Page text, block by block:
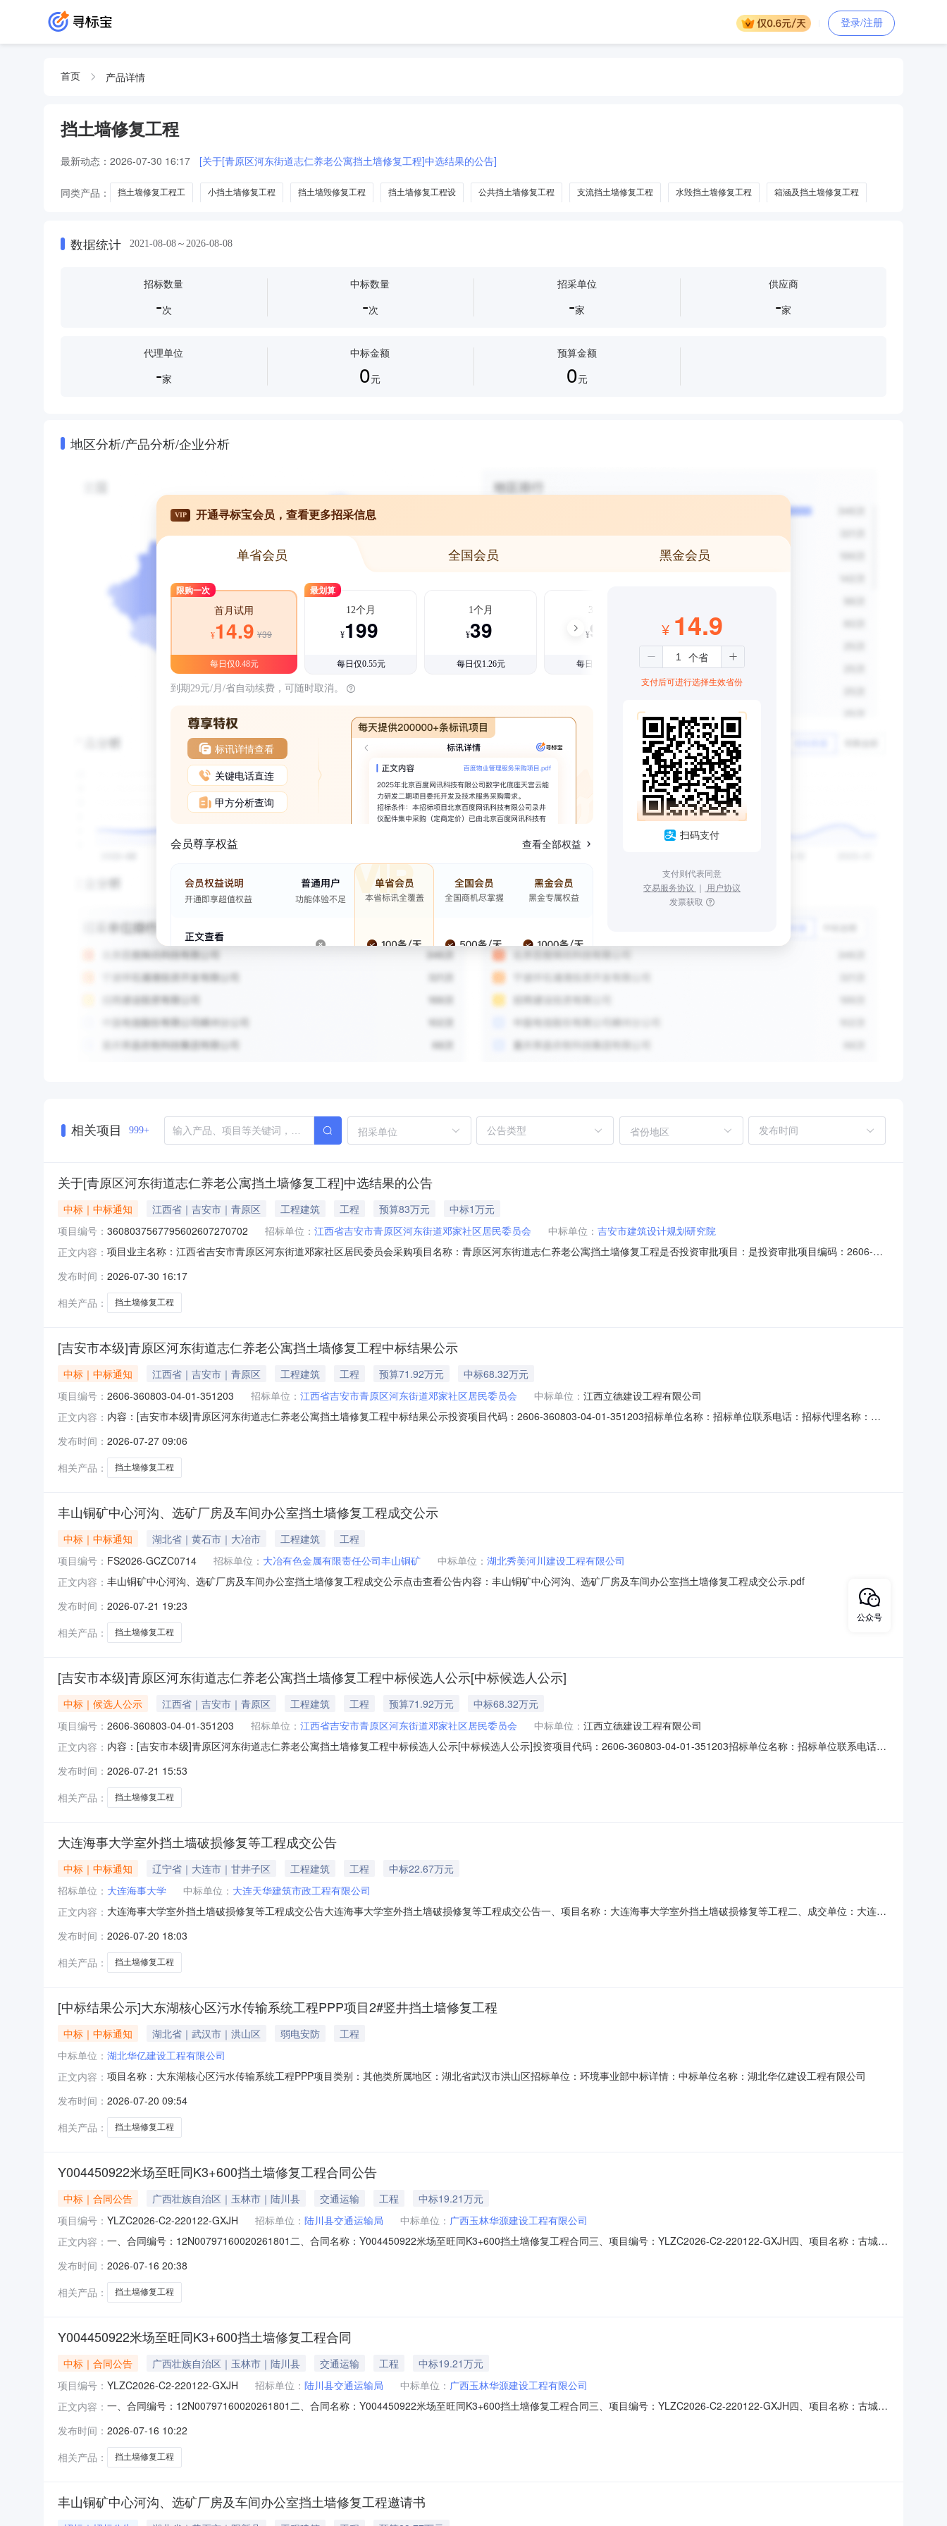
登录/注册
首页 产品详情
挡土墙修复工程
最新动态： 2026-07-30 16:17 [关于[青原区河东街道志仁养老公寓挡土墙修复工程]中选结果的公告]
同类产品： 挡土墙修复工程工 小挡土墙修复工程 挡土墙毁修复工程 挡土墙修复工程设 公共挡土墙修复工程 支流挡土墙修复工程 水毁挡土墙修复工程 箱涵及挡土墙修复工程
数据统计 2021-08-08～2026-08-08
招标数量
-次
中标数量
-次
招采单位
-家
供应商
-家
代理单位
-家
中标金额
0元
预算金额
0元
地区分析/产品分析/企业分析
VIP 开通寻标宝会员，查看更多招采信息
单省会员 全国会员 黑金会员
限购一次
首月试用
¥14.9 ¥39
每日仅0.48元
最划算
12个月
¥199
每日仅0.55元
1个月
¥39
每日仅1.26元
3个月
¥99
每日仅1.08元
到期29元/月/省自动续费，可随时取消。
标讯详情查看
关键电话直连
甲方分析查询
会员尊享权益 查看全部权益
¥ 14.9
支付后可进行选择生效省份
扫码支付
支付则代表同意
交易服务协议 ｜ 用户协议
发票获取
相关项目 999+ 招采单位 省份地区
关于[青原区河东街道志仁养老公寓挡土墙修复工程]中选结果的公告
中标｜中标通知 江西省｜吉安市｜青原区 工程建筑 工程 预算83万元
中标1万元
项目编号： 3608037567795602607270702 招标单位： 江西省吉安市青原区河东街道邓家社区居民委员会 中标单位： 吉安市建筑设计规划研究院
正文内容： 项目业主名称：江西省吉安市青原区河东街道邓家社区居民委员会采购项目名称：青原区河东街道志仁养老公寓挡土墙修复工程是否投资审批项目：是投资审批项目编码：2606-
金额说明：最低者中洽谈时间：3（个工作日）签订合同时间：15（个工作日）合同备案时间：5（个工作日）选取中介方式：邀请直选+竞价邀请的中介
发布时间： 2026-07-30 16:17
相关产品：
挡土墙修复工程
[吉安市本级]青原区河东街道志仁养老公寓挡土墙修复工程中标结果公示
中标｜中标通知 江西省｜吉安市｜青原区 工程建筑 工程 预算71.92万元
中标68.32万元
项目编号： 2606-360803-04-01-351203 招标单位： 江西省吉安市青原区河东街道邓家社区居民委员会 中标单位： 江西立德建设工程有限公司
正文内容： 内容：[吉安市本级]青原区河东街道志仁养老公寓挡土墙修复工程中标结果公示投资项目代码：2606-360803-04-01-351203招标单位名称：招标单位联系电话：招标代理名称：招
街道志仁养老公寓挡土墙修复工程招标于2026年7月21日上午10:00分举行开标会，按照选取公告的要求，现将中选承建单位及其建造师公示如下：中选承建单位：江西立德建设工
程有限公司建
发布时间： 2026-07-27 09:06
相关产品：
挡土墙修复工程
丰山铜矿中心河沟、选矿厂房及车间办公室挡土墙修复工程成交公示
中标｜中标通知 湖北省｜黄石市｜大冶市 工程建筑
工程
项目编号： FS2026-GCZC0714 招标单位： 大冶有色金属有限责任公司丰山铜矿 中标单位： 湖北秀美河川建设工程有限公司
正文内容： 丰山铜矿中心河沟、选矿厂房及车间办公室挡土墙修复工程成交公示点击查看公告内容：丰山铜矿中心河沟、选矿厂房及车间办公室挡土墙修复工程成交公示.pdf
发布时间： 2026-07-21 19:23
相关产品：
挡土墙修复工程
[吉安市本级]青原区河东街道志仁养老公寓挡土墙修复工程中标候选人公示[中标候选人公示]
中标｜候选人公示 江西省｜吉安市｜青原区 工程建筑 工程 预算71.92万元
中标68.32万元
项目编号： 2606-360803-04-01-351203 招标单位： 江西省吉安市青原区河东街道邓家社区居民委员会 中标单位： 江西立德建设工程有限公司
正文内容： 内容：[吉安市本级]青原区河东街道志仁养老公寓挡土墙修复工程中标候选人公示[中标候选人公示]投资项目代码：2606-360803-04-01-351203招标单位名称：招标单位联系电话：
选人公示青原区河东街道志仁养老公寓挡土墙修复工程招标于2026年7月21日上午10:00分举行开标会，按照选取公告的要求，现将预中标施工企业及其建造师公示如下：预中标单
位：江西
发布时间： 2026-07-21 15:53
相关产品：
挡土墙修复工程
大连海事大学室外挡土墙破损修复等工程成交公告
中标｜中标通知 辽宁省｜大连市｜甘井子区 工程建筑 工程
中标22.67万元
招标单位： 大连海事大学 中标单位： 大连天华建筑市政工程有限公司
正文内容： 大连海事大学室外挡土墙破损修复等工程成交公告大连海事大学室外挡土墙破损修复等工程成交公告一、项目名称：大连海事大学室外挡土墙破损修复等工程二、成交单位：大连天
公告内容提出询问，请按以下方式联系。名称：大连海事大学后勤保障处地址：大连市甘井子区凌海路1号联系方式：曾老师0411-84729694
发布时间： 2026-07-20 18:03
相关产品：
挡土墙修复工程
[中标结果公示]大东湖核心区污水传输系统工程PPP项目2#竖井挡土墙修复工程
中标｜中标通知 湖北省｜武汉市｜洪山区 弱电安防
工程
中标单位： 湖北华亿建设工程有限公司
正文内容： 项目名称：大东湖核心区污水传输系统工程PPP项目类别：其他类所属地区：湖北省武汉市洪山区招标单位：环境事业部中标详情：中标单位名称：湖北华亿建设工程有限公司
发布时间： 2026-07-20 09:54
相关产品：
挡土墙修复工程
Y004450922米场至旺同K3+600挡土墙修复工程合同公告
中标｜合同公告 广西壮族自治区｜玉林市｜陆川县 交通运输 工程
中标19.21万元
项目编号： YLZC2026-C2-220122-GXJH 招标单位： 陆川县交通运输局 中标单位： 广西玉林华源建设工程有限公司
正文内容： 一、合同编号：12N00797160020261801二、合同名称：Y004450922米场至旺同K3+600挡土墙修复工程合同三、项目编号：YLZC2026-C2-220122-GXJH四、项目名称：古城镇
设工程有限公司地址：陆川县温泉镇四良村立石垌（文苑路3号）联系方式：0775-7213608六、合同主体信息1.主要标的信息：主要标的名称：Y
发布时间： 2026-07-16 20:38
相关产品：
挡土墙修复工程
Y004450922米场至旺同K3+600挡土墙修复工程合同
中标｜合同公告 广西壮族自治区｜玉林市｜陆川县 交通运输 工程
中标19.21万元
项目编号： YLZC2026-C2-220122-GXJH 招标单位： 陆川县交通运输局 中标单位： 广西玉林华源建设工程有限公司
正文内容： 一、合同编号：12N00797160020261801二、合同名称：Y004450922米场至旺同K3+600挡土墙修复工程合同三、项目编号：YLZC2026-C2-220122-GXJH四、项目名称：古城镇
设工程有限公司地址：陆川县温泉镇四良村立石垌（文苑路3号）联系方式：0775-7213608六、合同主要信息主要标的名称：Y004450922
发布时间： 2026-07-16 10:22
相关产品：
挡土墙修复工程
丰山铜矿中心河沟、选矿厂房及车间办公室挡土墙修复工程邀请书
公众号